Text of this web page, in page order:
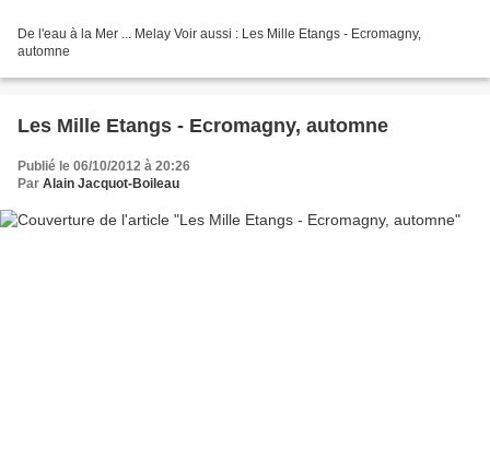
De l'eau à la Mer ... Melay Voir aussi : Les Mille Etangs - Ecromagny,
automne
Les Mille Etangs - Ecromagny, automne
Publié le 06/10/2012 à 20:26
Par Alain Jacquot-Boileau